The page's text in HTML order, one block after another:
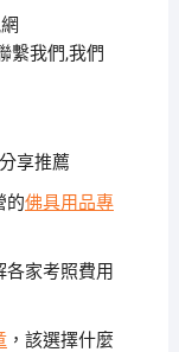
繫我們,我們
享推薦
的佛具用品專
各家考照費用
，該選擇什麼